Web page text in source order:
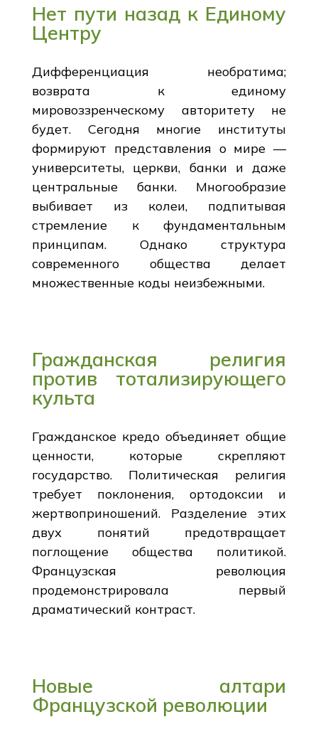
Нет пути назад к Единому
Центру
Дифференциация необратима;
возврата к единому
мировоззренческому авторитету не
будет. Сегодня многие институты
формируют представления о мире —
университеты, церкви, банки и даже
центральные банки. Многообразие
выбивает из колеи, подпитывая
стремление к фундаментальным
принципам. Однако структура
современного общества делает
множественные коды неизбежными.
Гражданская религия
против тотализирующего
культа
Гражданское кредо объединяет общие
ценности, которые скрепляют
государство. Политическая религия
требует поклонения, ортодоксии и
жертвоприношений. Разделение этих
двух понятий предотвращает
поглощение общества политикой.
Французская революция
продемонстрировала первый
драматический контраст.
Новые алтари
Французской революции